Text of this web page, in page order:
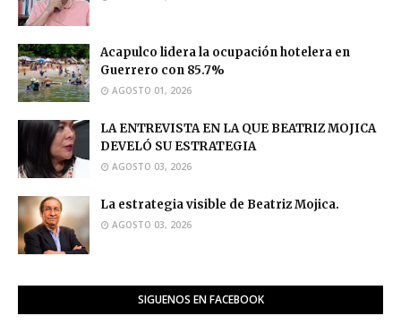
Acapulco lidera la ocupación hotelera en
Guerrero con 85.7%
AGOSTO 01, 2026
LA ENTREVISTA EN LA QUE BEATRIZ MOJICA
DEVELÓ SU ESTRATEGIA
AGOSTO 03, 2026
La estrategia visible de Beatriz Mojica.
AGOSTO 03, 2026
SIGUENOS EN FACEBOOK